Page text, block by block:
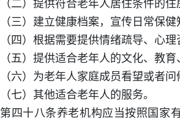
（二）提供符合老年人居住条件的
（三）建立健康档案，宣传日常保
（四）根据需要提供情绪疏导、心
（五）提供适合老年人的文化、教
（六）为老年人家庭成员看望或者
（七）其他适合老年人的服务。
第四十八条养老机构应当按照国家